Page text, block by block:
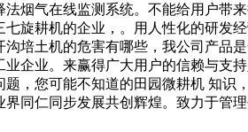
气在线监测系统。不能给用户带
旋耕机的企业，。用人性化的研发
培土机的危害有哪些，我公司产品
企业。来赢得广大用户的信赖与支
，您可能不知道的田园微耕机 知识
同仁同步发展共创辉煌。致力于管